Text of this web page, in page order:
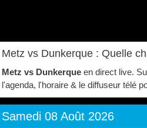
Metz vs Dunkerque : Quelle
Metz vs Dunkerque en direct live.
l'agenda, l'horaire & le diffuseur télé
Samedi 08 Août 2026